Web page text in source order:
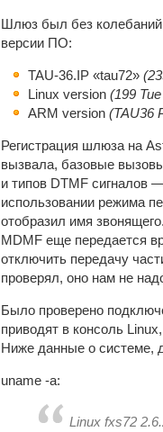
Шлюз был без
версии ПО:
TAU-36.IP «tau72»
Linux version (199
ARM version (TAU36
Регистрация шлюза на
вызвала, базовые
и типов DTMF сигналов
использовании режима
отобразил имя
MDMF еще передается
отключить передачу
проверял, оно нам не
Было проверено
приводят в консоль
Ниже данные о системе,
uname -a:
Linux fxs72